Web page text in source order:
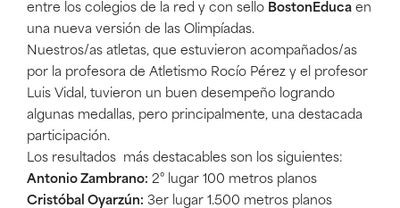
entre los colegios de la red y con sello BostonEduca en
una nueva versión de las Olimpíadas.
Nuestros/as atletas, que estuvieron acompañados/as
por la profesora de Atletismo Rocío Pérez y el profesor
Luis Vidal, tuvieron un buen desempeño logrando
algunas medallas, pero principalmente, una destacada
participación.
Los resultados más destacables son los siguientes:
Antonio Zambrano: 2° lugar 100 metros planos
Cristóbal Oyarzún: 3er lugar 1.500 metros planos